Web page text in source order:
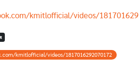
kmitlofficial/videos/
kmitlofficial/videos/1817016292070172